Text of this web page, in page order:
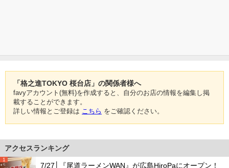
「格之進TOKYO 桜台店」の関係者様へ
favyアカウント(無料)を作成すると、自分のお店の情報を編集し掲
載することができます。
詳しい情報とご登録は こちら をご確認ください。
アクセスランキング
1
7/27│『尾道ラーメンWAN』が広島HiroPaにオープン！